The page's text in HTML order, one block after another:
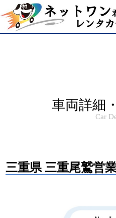
Warning: Undefined array key
/home/drpnw/netwankun.com/
line15
車両詳細
Car
三重県 三重尾鷲営